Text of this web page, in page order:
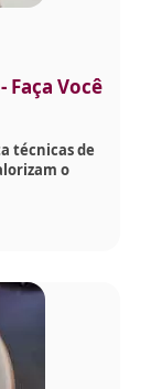
Você
técnicas de
o